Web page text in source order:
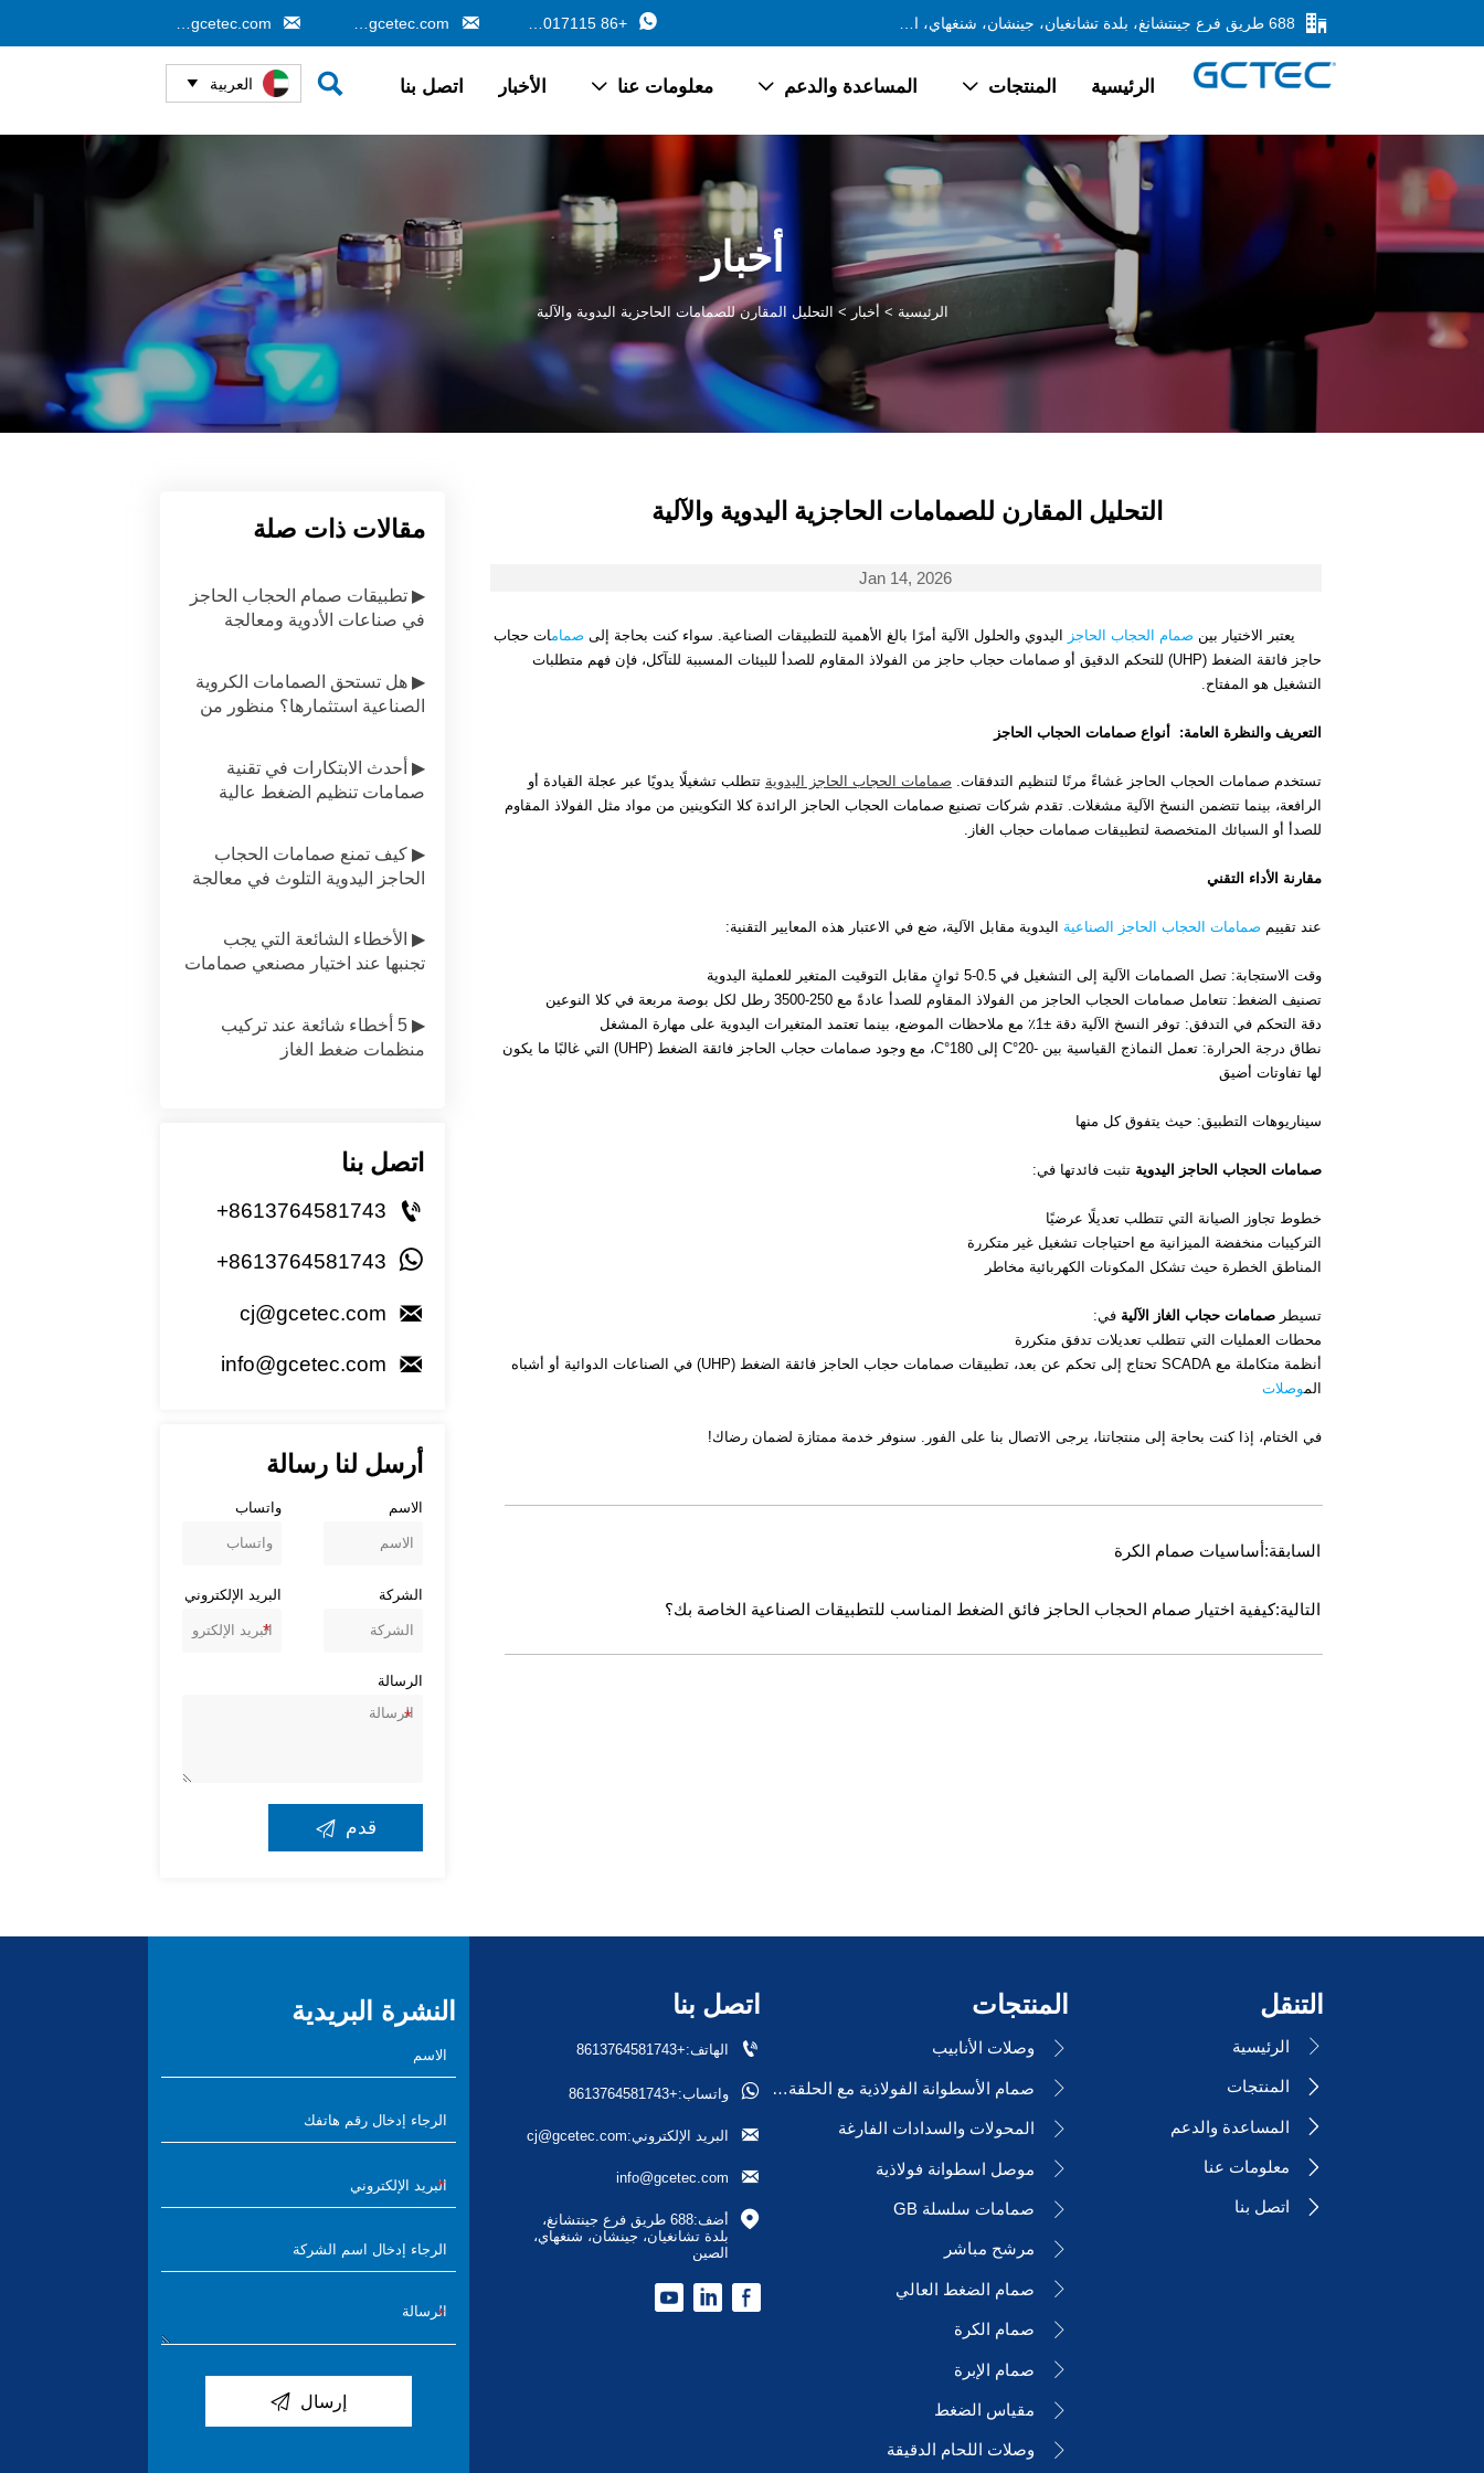


+86 13162017115


الرئيسية المنتجات  المساعدة والدعم  معلومات عنا  الأخبار اتصل بنا  العربية 
أخبار
الرئيسية > أخبار> التحليل المقارن للصمامات الحاجزية اليدوية والآلية
التحليل المقارن للصمامات الحاجزية اليدوية والآلية
Jan 14, 2026
يعتبر الاختيار بين صمام الحجاب الحاجز اليدوي والحلول الآلية أمرًا بالغ الأهمية للتطبيقات الصناعية. سواء كنت بحاجة إلى صمامات حجاب
حاجز فائقة الضغط (UHP) للتحكم الدقيق أو صمامات حجاب حاجز من الفولاذ المقاوم للصدأ للبيئات المسببة للتآكل، فإن فهم متطلبات
التشغيل هو المفتاح.
التعريف والنظرة العامة: أنواع صمامات الحجاب الحاجز
تستخدم صمامات الحجاب الحاجز غشاءً مرنًا لتنظيم التدفقات. صمامات الحجاب الحاجز اليدوية تتطلب تشغيلًا يدويًا عبر عجلة القيادة أو
الرافعة، بينما تتضمن النسخ الآلية مشغلات. تقدم شركات تصنيع صمامات الحجاب الحاجز الرائدة كلا التكوينين من مواد مثل الفولاذ المقاوم
للصدأ أو السبائك المتخصصة لتطبيقات صمامات حجاب الغاز.
مقارنة الأداء التقني
عند تقييم صمامات الحجاب الحاجز الصناعية اليدوية مقابل الآلية، ضع في الاعتبار هذه المعايير التقنية:
وقت الاستجابة: تصل الصمامات الآلية إلى التشغيل في 0.5-5 ثوانٍ مقابل التوقيت المتغير للعملية اليدوية
تصنيف الضغط: تتعامل صمامات الحجاب الحاجز من الفولاذ المقاوم للصدأ عادةً مع 250-3500 رطل لكل بوصة مربعة في كلا النوعين
دقة التحكم في التدفق: توفر النسخ الآلية دقة ±1٪ مع ملاحظات الموضع، بينما تعتمد المتغيرات اليدوية على مهارة المشغل
نطاق درجة الحرارة: تعمل النماذج القياسية بين -20°C إلى 180°C، مع وجود صمامات حجاب الحاجز فائقة الضغط (UHP) التي غالبًا ما يكون
لها تفاوتات أضيق
سيناريوهات التطبيق: حيث يتفوق كل منها
صمامات الحجاب الحاجز اليدوية تثبت فائدتها في:
خطوط تجاوز الصيانة التي تتطلب تعديلًا عرضيًا
التركيبات منخفضة الميزانية مع احتياجات تشغيل غير متكررة
المناطق الخطرة حيث تشكل المكونات الكهربائية مخاطر
تسيطرصمامات حجاب الغاز الآلية في:
محطات العمليات التي تتطلب تعديلات تدفق متكررة
أنظمة متكاملة مع SCADA تحتاج إلى تحكم عن بعد، تطبيقات صمامات حجاب الحاجز فائقة الضغط (UHP) في الصناعات الدوائية أو أشباه
الموصلات
في الختام، إذا كنت بحاجة إلى منتجاتنا، يرجى الاتصال بنا على الفور. سنوفر خدمة ممتازة لضمان رضاك!
السابقة:أساسيات صمام الكرة
التالية:كيفية اختيار صمام الحجاب الحاجز فائق الضغط المناسب للتطبيقات الصناعية الخاصة بك؟
مقالات ذات صلة
▶ تطبيقات صمام الحجاب الحاجز
في صناعات الأدوية ومعالجة
▶ هل تستحق الصمامات الكروية
الصناعية استثمارها؟ منظور من
▶ أحدث الابتكارات في تقنية
صمامات تنظيم الضغط عالية
▶ كيف تمنع صمامات الحجاب
الحاجز اليدوية التلوث في معالجة
▶ الأخطاء الشائعة التي يجب
تجنبها عند اختيار مصنعي صمامات
▶ 5 أخطاء شائعة عند تركيب
منظمات ضغط الغاز
اتصل بنا

+8613764581743

+8613764581743

cj@gcetec.com

info@gcetec.com
أرسل لنا رسالة
الاسم واتساب
الشركة البريد الإلكتروني
الرسالة
قدم 
التنقل
 الرئيسية
 المنتجات
 المساعدة والدعم
 معلومات عنا
 اتصل بنا
المنتجات
 وصلات الأنابيب
 صمام الأسطوانة الفولاذية مع الحلقة/السدادة
 المحولات والسدادات الفارغة
 موصل اسطوانة فولاذية
 صمامات سلسلة GB
 مرشح مباشر
 صمام الضغط العالي
 صمام الكرة
 صمام الإبرة
 مقياس الضغط
 وصلات اللحام الدقيقة
اتصل بنا
 الهاتف:+8613764581743
 واتساب:+8613764581743
 البريد الإلكتروني:cj@gcetec.com

info@gcetec.com

أضف:688 طريق فرع جينتشانغ،
بلدة تشانغيان، جينشان، شنغهاي،
الصين
النشرة البريدية
إرسال 